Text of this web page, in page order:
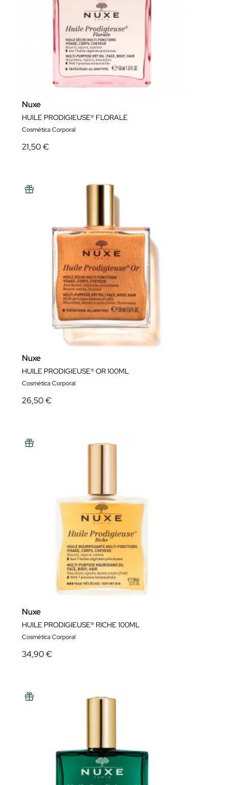
Nuxe
HUILE PRODIGIEUSE® FLORALE
Cosmética Corporal
21,50 €
Nuxe
HUILE PRODIGIEUSE® OR 100ML
Cosmética Corporal
26,50 €
Nuxe
HUILE PRODIGIEUSE® RICHE 100ML
Cosmética Corporal
34,90 €